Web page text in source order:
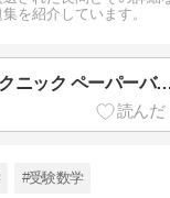
を紹介しています。
受験数学 解法のテクニック
#受験数学